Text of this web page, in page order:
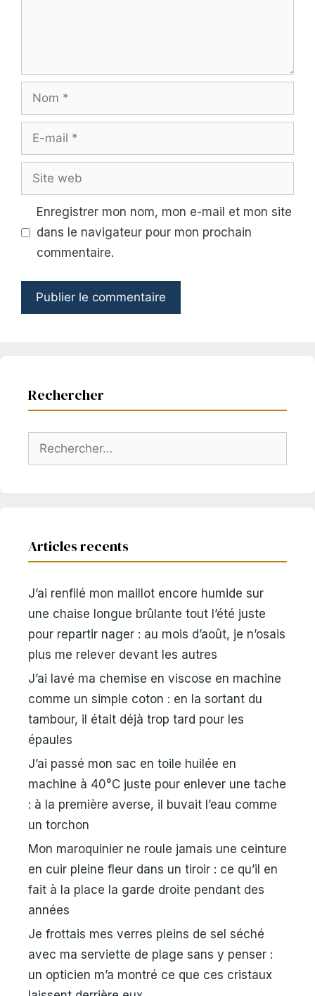
Nom
mail
Site
web
Enregistrer mon nom, mon e-mail et mon site
dans le navigateur pour mon prochain
commentaire.
Rechercher
Rechercher :
Articles recents
J’ai renfilé mon maillot encore humide sur
une chaise longue brûlante tout l’été juste
pour repartir nager : au mois d’août, je n’osais
plus me relever devant les autres
J’ai lavé ma chemise en viscose en machine
comme un simple coton : en la sortant du
tambour, il était déjà trop tard pour les
épaules
J’ai passé mon sac en toile huilée en
machine à 40°C juste pour enlever une tache
: à la première averse, il buvait l’eau comme
un torchon
Mon maroquinier ne roule jamais une ceinture
en cuir pleine fleur dans un tiroir : ce qu’il en
fait à la place la garde droite pendant des
années
Je frottais mes verres pleins de sel séché
avec ma serviette de plage sans y penser :
un opticien m’a montré ce que ces cristaux